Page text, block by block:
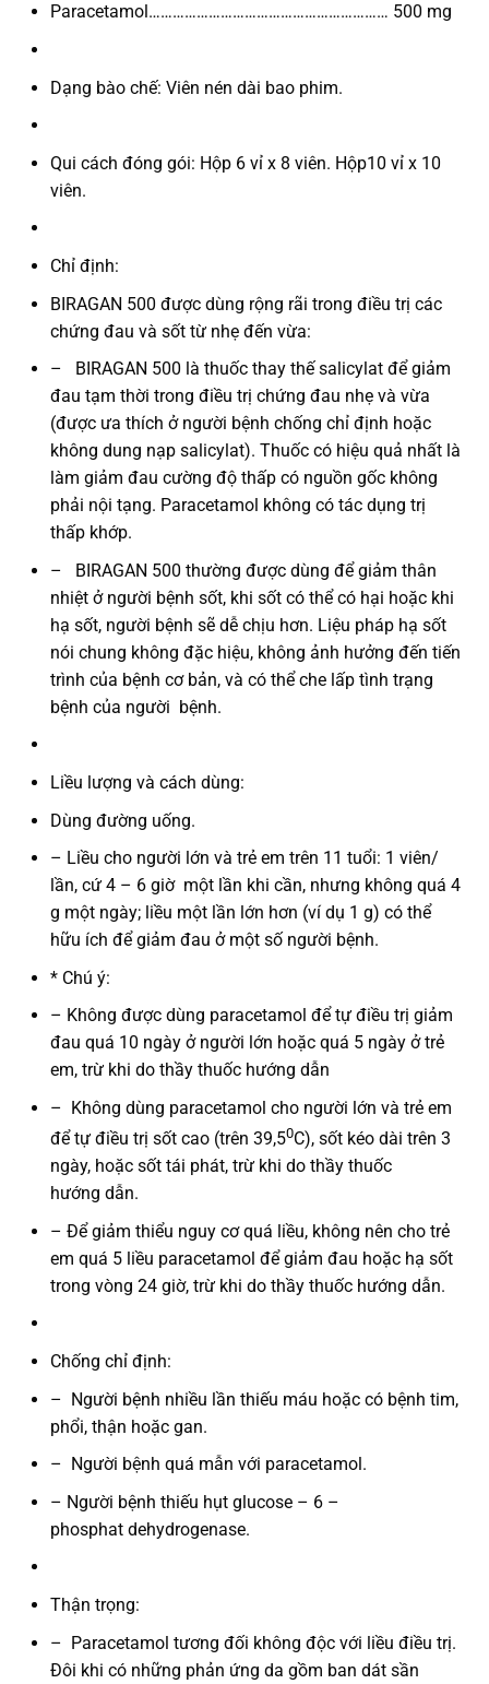
Paracetamol…………………………………………………… 500 mg
Dạng bào chế: Viên nén dài bao phim.
Qui cách đóng gói: Hộp 6 vỉ x 8 viên. Hộp10 vỉ x 10
viên.
Chỉ định:
BIRAGAN 500 được dùng rộng rãi trong điều trị các
chứng đau và sốt từ nhẹ đến vừa:
–
BIRAGAN 500 là thuốc thay thế salicylat để giảm
đau tạm thời trong điều trị chứng đau nhẹ và vừa
(được ưa thích ở người bệnh chống chỉ định hoặc
không dung nạp salicylat). Thuốc có hiệu quả nhất là
làm giảm đau cường độ thấp có nguồn gốc không
phải nội tạng. Paracetamol không có tác dụng trị
thấp khớp.
– BIRAGAN 500 thường được dùng để giảm thân
nhiệt ở người bệnh sốt, khi sốt có thể có hại hoặc khi
hạ sốt, người bệnh sẽ dễ chịu hơn. Liệu pháp hạ sốt
nói chung không đặc hiệu, không ảnh hưởng đến tiến
trình của bệnh cơ bản, và có thể che lấp tình trạng
bệnh của người bệnh.
Liều lượng và cách dùng:
Dùng đường uống.
– Liều cho người lớn và trẻ em trên 11 tuổi: 1 viên/
lần, cứ 4 – 6 giờ một lần khi cần, nhưng không quá 4
g một ngày; liều một lần lớn hơn (ví dụ 1 g) có thể
hữu ích để giảm đau ở một số người bệnh.
* Chú ý:
– Không được dùng paracetamol để tự điều trị giảm
đau quá 10 ngày ở người lớn hoặc quá 5 ngày ở trẻ
em, trừ khi do thầy thuốc hướng dẫn
– Không dùng paracetamol cho người lớn và trẻ em
để tự điều trị sốt cao (trên 39,50C), sốt kéo dài trên 3
ngày, hoặc sốt tái phát, trừ khi do thầy thuốc
hướng dẫn.
– Ðể giảm thiểu nguy cơ quá liều, không nên cho trẻ
em quá 5 liều paracetamol để giảm đau hoặc hạ sốt
trong vòng 24 giờ, trừ khi do thầy thuốc hướng dẫn.
Chống chỉ định:
– Người bệnh nhiều lần thiếu máu hoặc có bệnh tim,
phổi, thận hoặc gan.
– Người bệnh quá mẫn với paracetamol.
– Người bệnh thiếu hụt glucose – 6 –
phosphat dehydrogenase.
Thận trọng:
– Paracetamol tương đối không độc với liều điều trị.
Ðôi khi có những phản ứng da gồm ban dát sần